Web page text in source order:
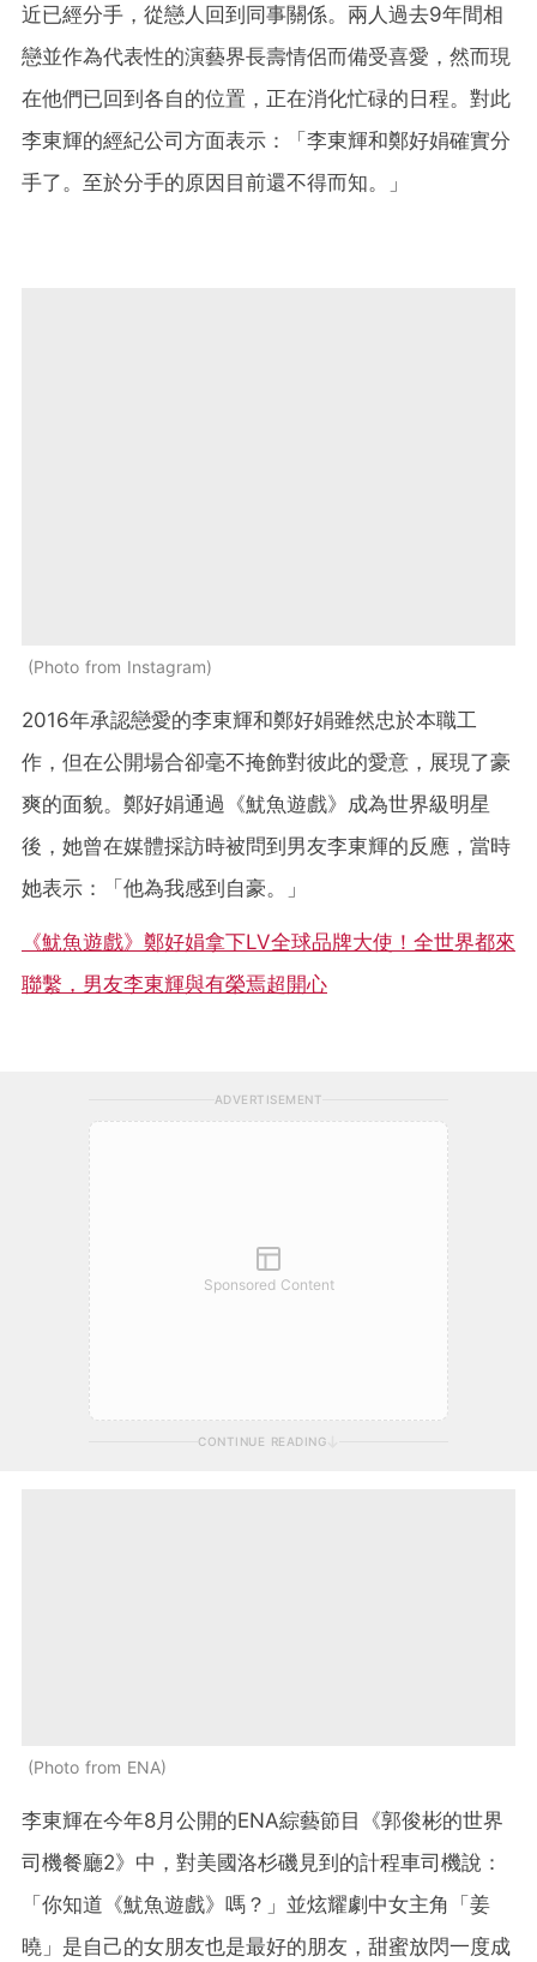
近已經分手，從戀人回到同事關係。兩人過去9年間相
戀並作為代表性的演藝界長壽情侶而備受喜愛，然而現
在他們已回到各自的位置，正在消化忙碌的日程。對此
李東輝的經紀公司方面表示：「李東輝和鄭好娟確實分
手了。至於分手的原因目前還不得而知。」
Photo from Instagram
2016年承認戀愛的李東輝和鄭好娟雖然忠於本職工
作，但在公開場合卻毫不掩飾對彼此的愛意，展現了豪
爽的面貌。鄭好娟通過《魷魚遊戲》成為世界級明星
後，她曾在媒體採訪時被問到男友李東輝的反應，當時
她表示：「他為我感到自豪。」
《魷魚遊戲》鄭好娟拿下LV全球品牌大使！全世界都來
聯繫，男友李東輝與有榮焉超開心
ADVERTISEMENT
Sponsored Content
CONTINUE READING
Photo from ENA
李東輝在今年8月公開的ENA綜藝節目《郭俊彬的世界
司機餐廳2》中，對美國洛杉磯見到的計程車司機說：
「你知道《魷魚遊戲》嗎？」並炫耀劇中女主角「姜
曉」是自己的女朋友也是最好的朋友，甜蜜放閃一度成